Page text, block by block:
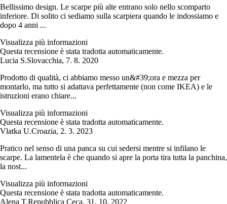
Bellissimo design. Le scarpe più alte entrano solo nello scomparto
inferiore. Di solito ci sediamo sulla scarpiera quando le indossiamo e
dopo 4 anni ...
Visualizza più informazioni
Questa recensione è stata tradotta automaticamente.
Lucia S.Slovacchia, 7. 8. 2020
Prodotto di qualità, ci abbiamo messo un&#39;ora e mezza per
montarlo, ma tutto si adattava perfettamente (non come IKEA) e le
istruzioni erano chiare...
Visualizza più informazioni
Questa recensione è stata tradotta automaticamente.
Vlatka U.Croazia, 2. 3. 2023
Pratico nel senso di una panca su cui sedersi mentre si infilano le
scarpe. La lamentela è che quando si apre la porta tira tutta la panchina,
la nost...
Visualizza più informazioni
Questa recensione è stata tradotta automaticamente.
Alena T.Repubblica Ceca, 31. 10. 2022